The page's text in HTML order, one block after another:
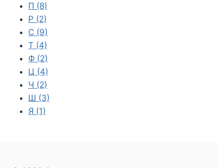
П (8)
Р (2)
С (9)
Т (4)
Ф (2)
Ц (4)
Ч (2)
Ш (3)
Я (1)